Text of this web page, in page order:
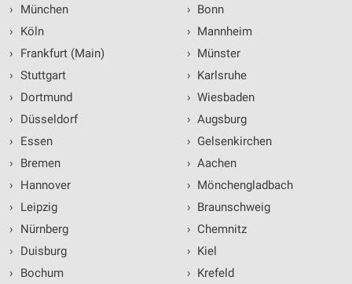
›
München
›
Köln
›
Frankfurt (Main)
› Stuttgart
›
Dortmund
›
Düsseldorf
›
Essen
›
Bremen
›
Hannover
›
Leipzig
›
Nürnberg
›
Duisburg
›
Bochum
› Bonn
› Mannheim
› Münster
› Karlsruhe
› Wiesbaden
› Augsburg
› Gelsenkirchen
› Aachen
› Mönchengladbach
› Braunschweig
› Chemnitz
› Kiel
› Krefeld